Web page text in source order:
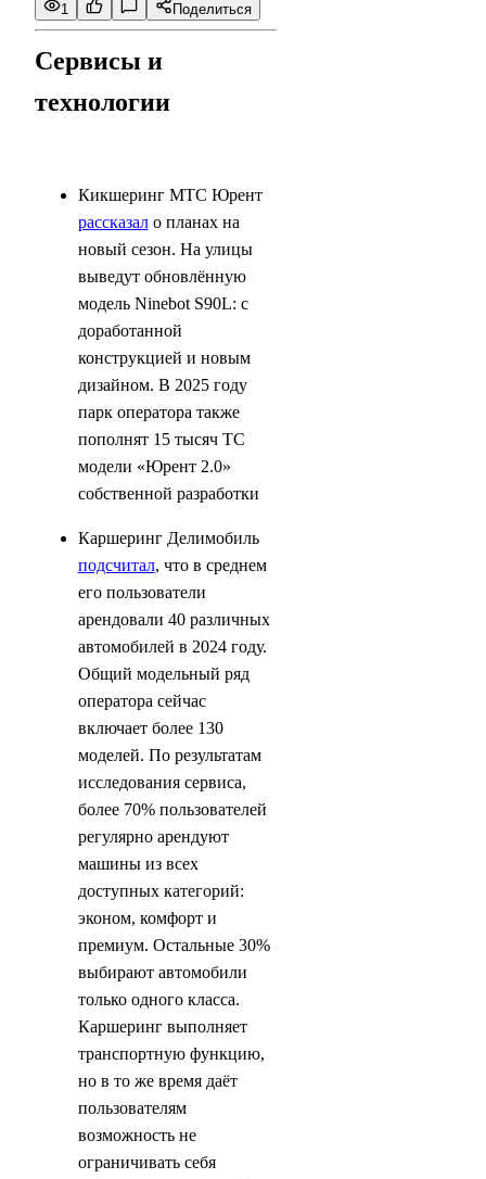
1
Поделиться
Сервисы и
технологии
Кикшеринг МТС Юрент
рассказало планах на
новый сезон. На улицы
выведут обновлённую
модель Ninebot S90L: с
доработанной
конструкцией и новым
дизайном. В 2025 году
парк оператора также
пополнят 15 тысяч ТС
модели «Юрент 2.0»
собственной разработки
Каршеринг Делимобиль
подсчитал, что в среднем
его пользователи
арендовали 40 различных
автомобилей в 2024 году.
Общий модельный ряд
оператора сейчас
включает более 130
моделей. По результатам
исследования сервиса,
более 70% пользователей
регулярно арендуют
машины из всех
доступных категорий:
эконом, комфорт и
премиум. Остальные 30%
выбирают автомобили
только одного класса.
Каршеринг выполняет
транспортную функцию,
но в то же время даёт
пользователям
возможность не
ограничивать себя